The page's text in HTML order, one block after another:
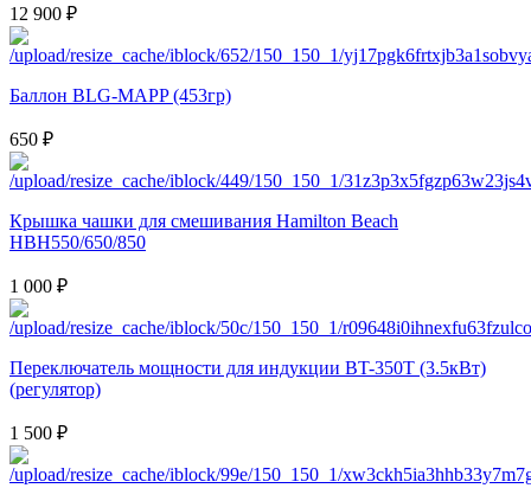
12 900 ₽
Баллон BLG-MAPP (453гр)
650 ₽
Крышка чашки для смешивания Hamilton Beach
HBH550/650/850
1 000 ₽
Переключатель мощности для индукции BT-350T (3.5кВт)
(регулятор)
1 500 ₽